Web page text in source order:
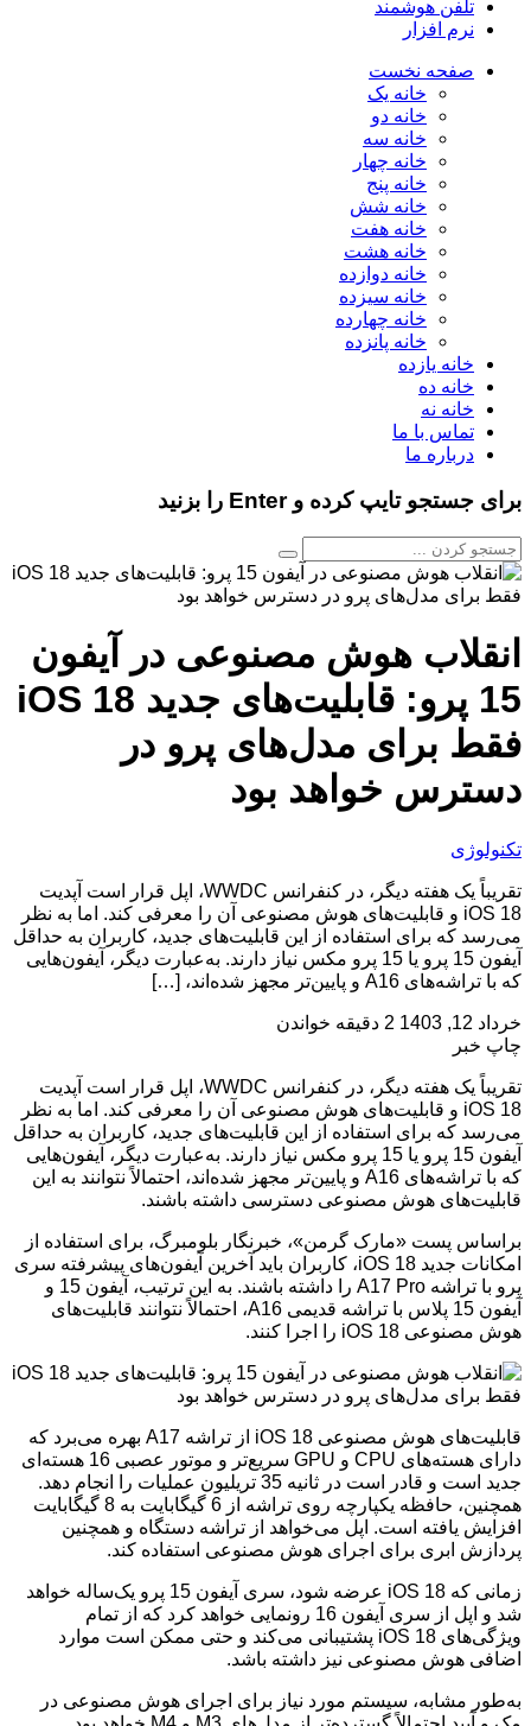
تلفن هوشمند
نرم افزار
صفحه نخست
خانه یک
خانه دو
خانه سه
خانه چهار
خانه پنج
خانه شش
خانه هفت
خانه هشت
خانه دوازده
خانه سیزده
خانه چهارده
خانه پانزده
خانه یازده
خانه ده
خانه نه
تماس با ما
درباره ما
برای جستجو تایپ کرده و Enter را بزنید
انقلاب هوش مصنوعی در آیفون
15 پرو: قابلیت‌های جدید iOS 18
فقط برای مدل‌های پرو در
دسترس خواهد بود
تکنولوژی
تقریباً یک هفته دیگر، در کنفرانس WWDC، اپل قرار است آپدیت
iOS 18 و قابلیت‌های هوش مصنوعی آن را معرفی کند. اما به نظر
می‌رسد که برای استفاده از این قابلیت‌های جدید، کاربران به حداقل
آیفون 15 پرو یا 15 پرو مکس نیاز دارند. به‌عبارت دیگر، آیفون‌هایی
که با تراشه‌های A16 و پایین‌تر مجهز شده‌اند، […]
خرداد 12, 1403
2 دقیقه خواندن
چاپ خبر
تقریباً یک هفته دیگر، در کنفرانس WWDC، اپل قرار است آپدیت
iOS 18 و قابلیت‌های هوش مصنوعی آن را معرفی کند. اما به نظر
می‌رسد که برای استفاده از این قابلیت‌های جدید، کاربران به حداقل
آیفون 15 پرو یا 15 پرو مکس نیاز دارند. به‌عبارت دیگر، آیفون‌هایی
که با تراشه‌های A16 و پایین‌تر مجهز شده‌اند، احتمالاً نتوانند به این
قابلیت‌های هوش مصنوعی دسترسی داشته باشند.
براساس پست «مارک گرمن»، خبرنگار بلومبرگ، برای استفاده از
امکانات جدید iOS 18، کاربران باید آخرین آیفون‌های پیشرفته سری
پرو با تراشه A17 Pro را داشته باشند. به این ترتیب، آیفون 15 و
آیفون 15 پلاس با تراشه قدیمی A16، احتمالاً نتوانند قابلیت‌های
هوش مصنوعی iOS 18 را اجرا کنند.
قابلیت‌های هوش مصنوعی iOS 18 از تراشه A17 بهره می‌برد که
دارای هسته‌های CPU و GPU سریع‌تر و موتور عصبی 16 هسته‌ای
جدید است و قادر است در ثانیه 35 تریلیون عملیات را انجام دهد.
همچنین، حافظه یکپارچه روی تراشه از 6 گیگابایت به 8 گیگابایت
افزایش یافته است. اپل می‌خواهد از تراشه دستگاه و همچنین
پردازش ابری برای اجرای هوش مصنوعی استفاده کند.
زمانی که iOS 18 عرضه شود، سری آیفون 15 پرو یک‌ساله خواهد
شد و اپل از سری آیفون 16 رونمایی خواهد کرد که از تمام
ویژگی‌های iOS 18 پشتیبانی می‌کند و حتی ممکن است موارد
اضافی هوش مصنوعی نیز داشته باشد.
به‌طور مشابه، سیستم مورد نیاز برای اجرای هوش مصنوعی در